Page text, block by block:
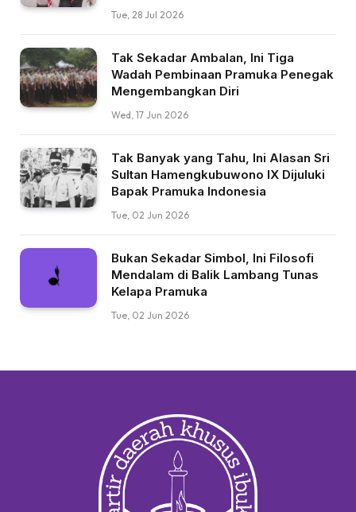
Tue, 28 Jul 2026
Tak Sekadar Ambalan, Ini Tiga
Wadah Pembinaan Pramuka Penegak
Mengembangkan Diri
Wed, 17 Jun 2026
Tak Banyak yang Tahu, Ini Alasan Sri
Sultan Hamengkubuwono IX Dijuluki
Bapak Pramuka Indonesia
Tue, 02 Jun 2026
Bukan Sekadar Simbol, Ini Filosofi
Mendalam di Balik Lambang Tunas
Kelapa Pramuka
Tue, 02 Jun 2026